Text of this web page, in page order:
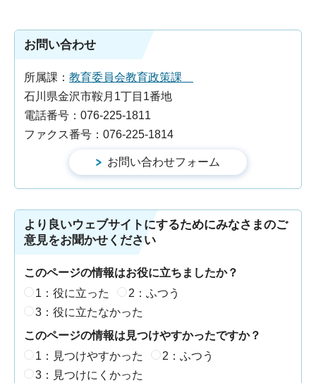
お問い合わせ
所属課： 教育委員会教育政策課
石川県金沢市鞍月1丁目1番地
電話番号：076-225-1811
ファクス番号：076-225-1814
より良いウェブサイトにするためにみなさまのご
意見をお聞かせください
このページの情報はお役に立ちましたか？
1：役に立った
2：ふつう
3：役に立たなかった
このページの情報は見つけやすかったですか？
1：見つけやすかった
2：ふつう
3：見つけにくかった